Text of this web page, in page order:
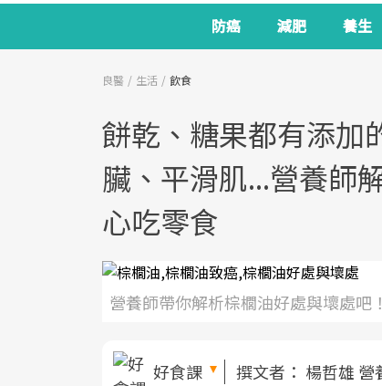
防癌 減肥 養生
良醫 生活 飲食
餅乾、糖果都有添加
臟、平滑肌...營養師
心吃零食
營養師帶你解析棕櫚油好處與壞處吧！
好食課 撰文者： 楊哲雄 營